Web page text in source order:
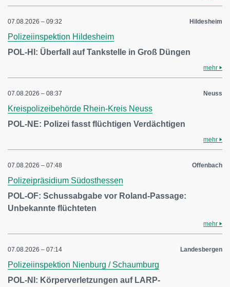
07.08.2026 – 09:32 Hildesheim
Polizeiinspektion Hildesheim
POL-HI: Überfall auf Tankstelle in Groß Düngen
mehr
07.08.2026 – 08:37 Neuss
Kreispolizeibehörde Rhein-Kreis Neuss
POL-NE: Polizei fasst flüchtigen Verdächtigen
mehr
07.08.2026 – 07:48 Offenbach
Polizeipräsidium Südosthessen
POL-OF: Schussabgabe vor Roland-Passage:
Unbekannte flüchteten
mehr
07.08.2026 – 07:14 Landesbergen
Polizeiinspektion Nienburg / Schaumburg
POL-NI: Körperverletzungen auf LARP-